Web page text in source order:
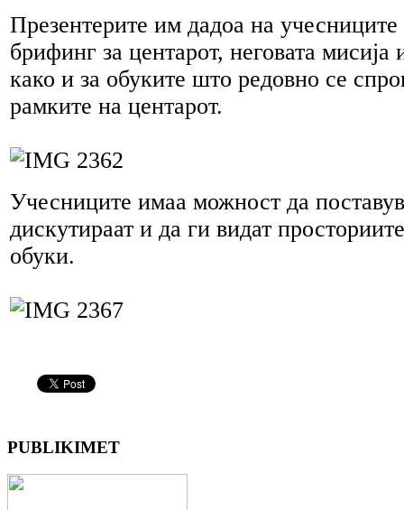
Презентерите им дадоа на
брифинг за центарот, неговата
како и за обуките што редовно се
рамките на центарот.
Учесниците имаа можност да
дискутираат и да ги видат
обуки.
PUBLIKIMET